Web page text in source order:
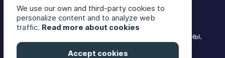
© 2009-2026 UnixHost. Все права защищены.
Задизайнил Михаил Подивилов
We use our own and third-party cookies to
personalize content and to analyze web
traffic. Read more about cookies
Accept cookies